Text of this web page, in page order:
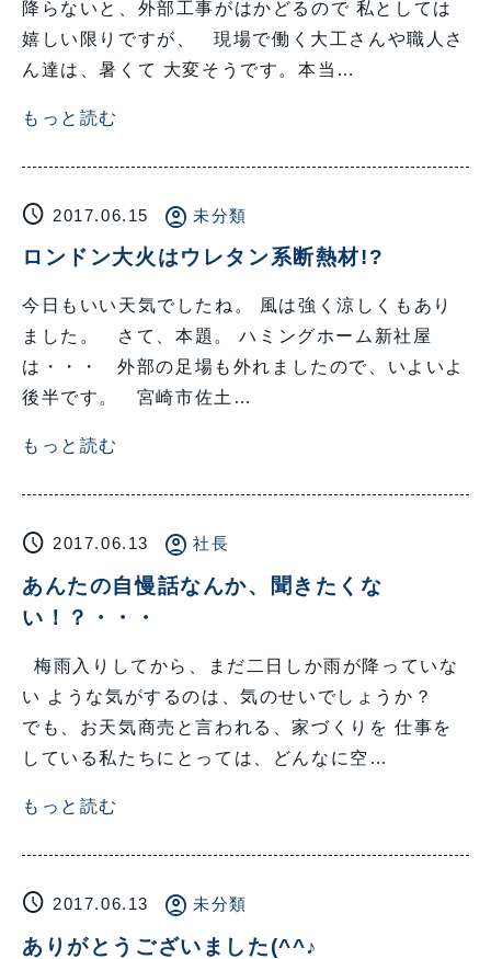
降らないと、外部工事がはかどるので 私としては
嬉しい限りですが、 現場で働く大工さんや職人さ
ん達は、暑くて 大変そうです。本当…
もっと読む
schedule 2017.06.15 account_circle 未分類
ロンドン大火はウレタン系断熱材!?
今日もいい天気でしたね。 風は強く涼しくもあり
ました。 さて、本題。 ハミングホーム新社屋
は・・・ 外部の足場も外れましたので、いよいよ
後半です。 宮崎市佐土…
もっと読む
schedule 2017.06.13 account_circle 社長
あんたの自慢話なんか、聞きたくな
い！？・・・
梅雨入りしてから、まだ二日しか雨が降っていな
い ような気がするのは、気のせいでしょうか？
でも、お天気商売と言われる、家づくりを 仕事を
している私たちにとっては、どんなに空…
もっと読む
schedule 2017.06.13 account_circle 未分類
ありがとうございました(^^♪